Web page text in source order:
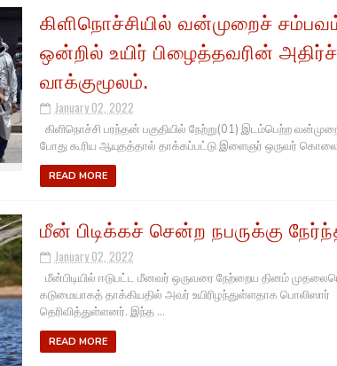
கிளிநொச்சியில் வன்முறைச்
ஒன்றில் உயிர் பிழைத்தவரின்
வாக்குமூலம்.
January 02, 2022
கிளிநொச்சி பரந்தன் பகுதியில் நேற்று(01) இடம்பெற்ற
போது கூரிய ஆயுதத்தால் தாக்கப்பட்டு இளைஞர் ஒருவர்
READ MORE
மீன் பிடிக்கச் சென்ற நபருக்கு
January 02, 2022
மீன்பிடியில் ஈடுபட்ட மீனவர் ஒருவரை நேற்றைய தினம்
கடுமையாகத் தாக்கியதில் அவர் உயிரிழந்துள்ளதாக பொலிஸார்
தெரிவித்துள்ளனர். இந்த ...
READ MORE